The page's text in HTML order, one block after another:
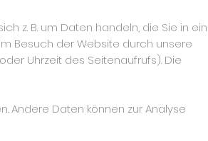
z. B. um Daten handeln, die Sie in ein
Besuch der Website durch unsere
Uhrzeit des Seitenaufrufs). Die
Andere Daten können zur Analyse